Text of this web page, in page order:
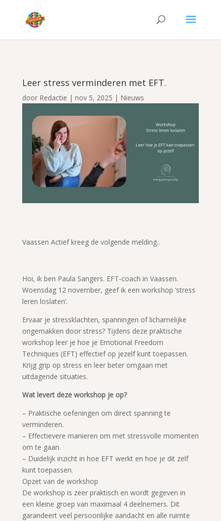
Leer stress verminderen met EFT.
door Redactie | nov 5, 2025 | Nieuws
Vaassen Actief kreeg de volgende melding..
Hoi, ik ben Paula Sangers. EFT-coach in Vaassen.
Woensdag 12 november, geef ik een workshop ‘stress
leren loslaten’.
Ervaar je stressklachten, spanningen of lichamelijke
ongemakken door stress? Tijdens deze praktische
workshop leer je hoe je Emotional Freedom
Techniques (EFT) effectief op jezelf kunt toepassen.
Krijg grip op stress en leer beter omgaan met
uitdagende situaties.
Wat levert deze workshop je op?
– Praktische oefeningen om direct spanning te
verminderen.
– Effectievere manieren om met stressvolle momenten
om te gaan.
– Duidelijk inzicht in hoe EFT werkt en hoe je dit zelf
kunt toepassen.
Opzet van de workshop
De workshop is zeer praktisch en wordt gegeven in
een kleine groep van maximaal 4 deelnemers. Dit
garandeert veel persoonlijke aandacht en alle ruimte